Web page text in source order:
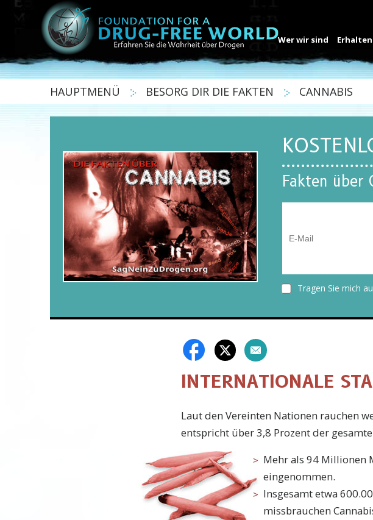
Wer wir sind
HAUPTMENÜ BESORG DIR DIE FAKTEN CANNABIS
Fakten über
Tragen Sie mich
INTERNATIONALE
Laut den Vereinten Nationen rauchen
entspricht über 3,8 Prozent der
Mehr als 94 Millionen
eingenommen.
Insgesamt etwa
missbrauchen